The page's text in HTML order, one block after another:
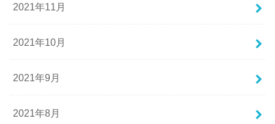
2021年11月
2021年10月
2021年9月
2021年8月